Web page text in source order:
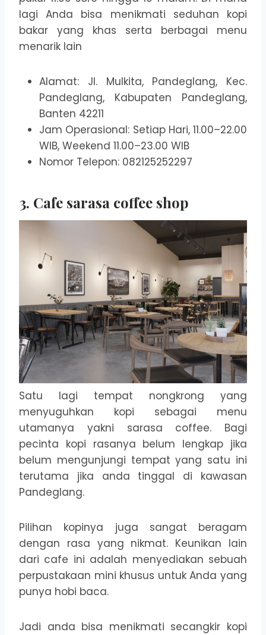
lagi Anda bisa menikmati seduhan kopi
bakar yang khas serta berbagai menu
menarik lain
Alamat: Jl. Mulkita, Pandeglang, Kec.
Pandeglang, Kabupaten Pandeglang,
Banten 42211
Jam Operasional: Setiap Hari, 11.00–22.00
WIB, Weekend 11.00–23.00 WIB
Nomor Telepon: 082125252297
3. Cafe sarasa coffee shop
Satu lagi tempat nongkrong yang
menyuguhkan kopi sebagai menu
utamanya yakni sarasa coffee. Bagi
pecinta kopi rasanya belum lengkap jika
belum mengunjungi tempat yang satu ini
terutama jika anda tinggal di kawasan
Pandeglang.
Pilihan kopinya juga sangat beragam
dengan rasa yang nikmat. Keunikan lain
dari cafe ini adalah menyediakan sebuah
perpustakaan mini khusus untuk Anda yang
punya hobi baca.
Jadi anda bisa menikmati secangkir kopi